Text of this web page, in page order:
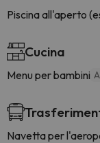
Piscina all'aperto
Cucina
Menu per bambini
Navetta per